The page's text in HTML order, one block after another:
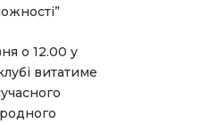
о 12.00 у
витатиме